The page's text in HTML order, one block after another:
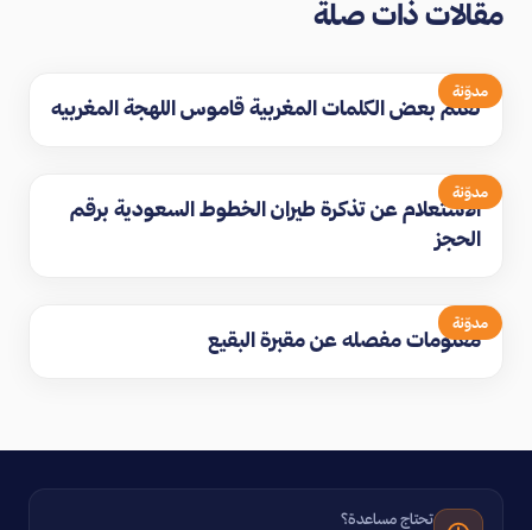
مقالات ذات صلة
مدوّنة
تعلم بعض الكلمات المغربية قاموس اللهجة المغربيه
مدوّنة
الاستعلام عن تذكرة طيران الخطوط السعودية برقم
الحجز
مدوّنة
معلومات مفصله عن مقبرة البقيع
تحتاج مساعدة؟